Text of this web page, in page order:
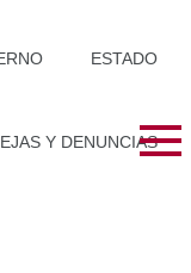
ESTADO
Y DENUNCIAS